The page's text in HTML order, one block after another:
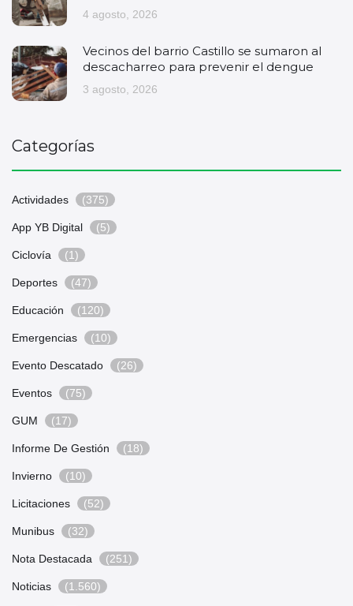
4 agosto, 2026
Vecinos del barrio Castillo se sumaron al
descacharreo para prevenir el dengue
3 agosto, 2026
Categorías
Actividades (375)
App YB Digital (5)
Ciclovía (1)
Deportes (47)
Educación (120)
Emergencias (10)
Evento Descatado (26)
Eventos (75)
GUM (17)
Informe De Gestión (18)
Invierno (10)
Licitaciones (52)
Munibus (32)
Nota Destacada (251)
Noticias (1.560)